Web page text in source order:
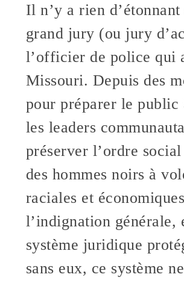
Il n’y a rien
grand jury (ou jury
l’officier de police qui
Missouri. Depuis des
pour préparer le public
les leaders
préserver l’ordre
des hommes noirs à
raciales et
l’indignation générale,
système juridique
sans eux, ce système